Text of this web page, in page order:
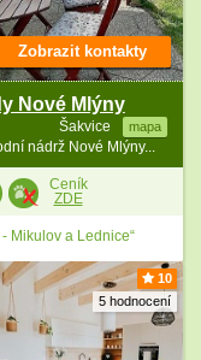
Nové Mlýny
Šakvice mapa
nádrž Nové Mlýny...
Zobrazit kontakty
Ceník
ZDE
Mikulov a Lednice“
10
5 hodnocení